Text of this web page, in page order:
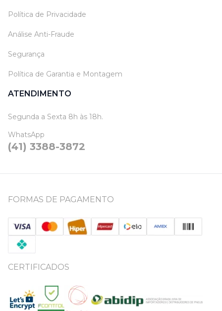
Política de Privacidade
Análise Anti-Fraude
Segurança
Política de Garantia e Montagem
ATENDIMENTO
Segunda a Sexta 8h às 18h.
WhatsApp
(41) 3388-3872
FORMAS DE PAGAMENTO
CERTIFICADOS